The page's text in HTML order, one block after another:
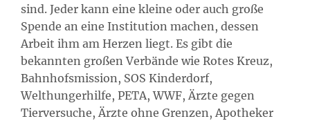
sind. Jeder kann eine kleine oder auch große
Spende an eine Institution machen, dessen
Arbeit ihm am Herzen liegt. Es gibt die
bekannten großen Verbände wie Rotes Kreuz,
Bahnhofsmission, SOS Kinderdorf,
Welthungerhilfe, PETA, WWF, Ärzte gegen
Tierversuche, Ärzte ohne Grenzen, Apotheker